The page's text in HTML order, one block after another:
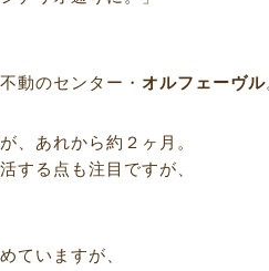
動のセンター・オルフェーヴル
、あれから約２ヶ月。
する点も注目ですが、
ていますが、